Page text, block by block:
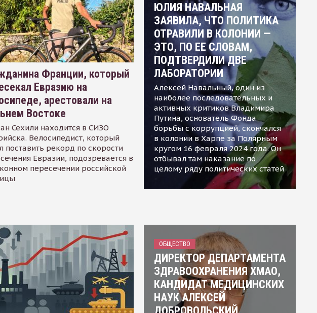
Франции, который
Евразию на
арестовали на
Востоке
Сехили находится в СИЗО
Велосипедист, который
поставить рекорд по скорости
Евразии, подозревается в
пересечении российской
ЮЛИЯ НАВАЛЬНАЯ
ЗАЯВИЛА, ЧТО ПОЛИТИКА
ОТРАВИЛИ В КОЛОНИИ —
ЭТО, ПО ЕЕ СЛОВАМ,
ПОДТВЕРДИЛИ ДВЕ
ЛАБОРАТОРИИ
Алексей Навальный, один из
наиболее последовательных и
активных критиков Владимира
Путина, основатель Фонда
борьбы с коррупцией, скончался
в колонии в Харпе за Полярным
кругом 16 февраля 2024 года. Он
отбывал там наказание по
целому ряду политических статей
ОБЩЕСТВО
ДИРЕКТОР ДЕПАРТАМЕНТА
ЗДРАВООХРАНЕНИЯ ХМАО,
КАНДИДАТ МЕДИЦИНСКИХ
НАУК АЛЕКСЕЙ